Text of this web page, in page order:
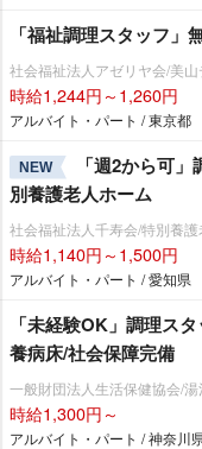
「福祉調理スタッフ
社会福祉法人アゼリヤ会/美山
時給1,244円～1,260円
アルバイト・パート / 東京都
NEW
「週2から可
別養護老人ホーム
社会福祉法人千寿会/特別養
時給1,140円～1,500円
アルバイト・パート / 愛知県
「未経験OK」調理ス
養病床/社会保障完備
一般財団法人生活保健協会/
時給1,300円～
アルバイト・パート / 神奈川